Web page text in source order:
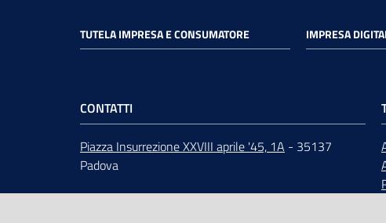
TUTELA IMPRESA E CONSUMATORE IMPRESA
CONTATTI
Piazza Insurrezione XXVIII aprile '45, 1A - 35137
Padova
ORARIdal lunedì al venerdì 9:00 - 12:30